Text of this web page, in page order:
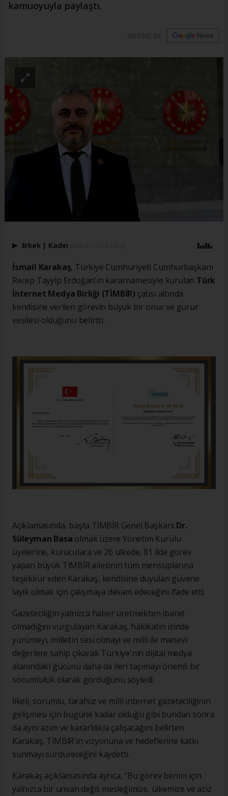
kamuoyuyla paylaştı.
Erkek | Kadın
İsmail Karakaş, Türkiye Cumhuriyeti Cumhurbaşkanı
Recep Tayyip Erdoğan'ın kararnamesiyle kurulan Türk
İnternet Medya Birliği (TİMBİR) çatısı altında
kendisine verilen görevin büyük bir onur ve gurur
vesilesi olduğunu belirtti.
Açıklamasında, başta TİMBİR Genel Başkanı Dr.
Süleyman Basa olmak üzere Yönetim Kurulu
üyelerine, kuruculara ve 26 ülkede, 81 ilde görev
yapan büyük TİMBİR ailesinin tüm mensuplarına
teşekkür eden Karakaş, kendisine duyulan güvene
layık olmak için çalışmaya devam edeceğini ifade etti.
Gazeteciliğin yalnızca haber üretmekten ibaret
olmadığını vurgulayan Karakaş, hakikatin izinde
yürümeyi, milletin sesi olmayı ve milli ile manevi
değerlere sahip çıkarak Türkiye'nin dijital medya
alanındaki gücünü daha da ileri taşımayı önemli bir
sorumluluk olarak gördüğünü söyledi.
İlkeli, sorumlu, tarafsız ve milli internet gazeteciliğinin
gelişmesi için bugüne kadar olduğu gibi bundan sonra
da aynı azim ve kararlılıkla çalışacağını belirten
Karakaş, TİMBİR'in vizyonuna ve hedeflerine katkı
sunmayı sürdüreceğini kaydetti.
Karakaş açıklamasında ayrıca, "Bu görev benim için
yalnızca bir unvan değil; mesleğimize, ülkemize ve aziz